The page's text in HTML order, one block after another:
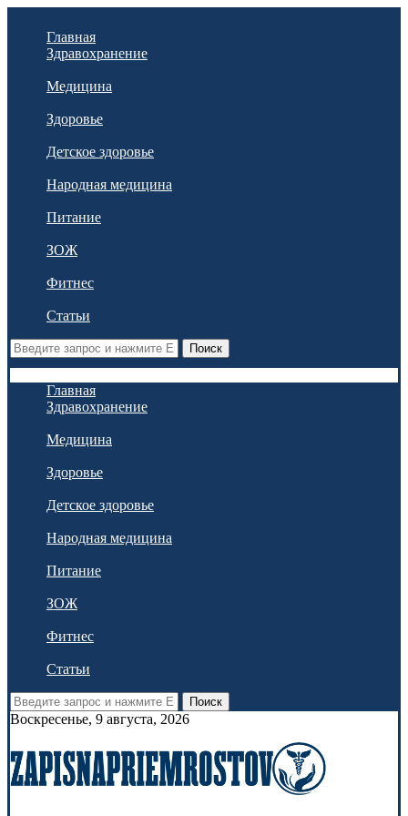
Главная
Здравохранение
Медицина
Здоровье
Детское здоровье
Народная медицина
Питание
ЗОЖ
Фитнес
Статьи
Поиск
Главная
Здравохранение
Медицина
Здоровье
Детское здоровье
Народная медицина
Питание
ЗОЖ
Фитнес
Статьи
Поиск
Воскресенье, 9 августа, 2026